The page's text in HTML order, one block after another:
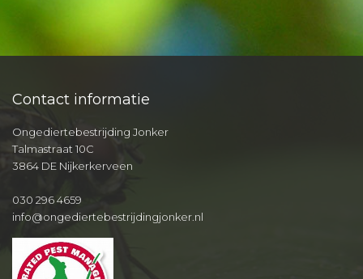
Contact informatie
Ongediertebestrijding Jonker
Talmastraat 10C
3864 DE Nijkerkerveen
030 296 4659
info@ongediertebestrijdingjonker.nl